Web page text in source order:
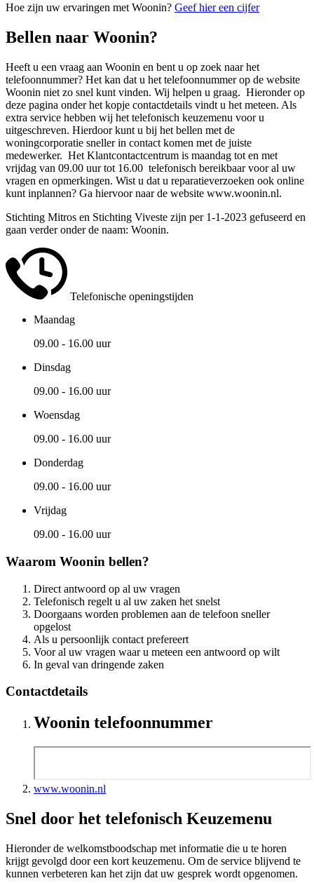
Hoe zijn uw ervaringen met Woonin? Geef hier een cijfer
Bellen naar Woonin?
Heeft u een vraag aan Woonin en bent u op zoek naar het
telefoonnummer? Het kan dat u het telefoonnummer op de website
Woonin niet zo snel kunt vinden. Wij helpen u graag. Hieronder op
deze pagina onder het kopje contactdetails vindt u het meteen. Als
extra service hebben wij het telefonisch keuzemenu voor u
uitgeschreven. Hierdoor kunt u bij het bellen met de
woningcorporatie sneller in contact komen met de juiste
medewerker. Het Klantcontactcentrum is maandag tot en met
vrijdag van 09.00 uur tot 16.00 telefonisch bereikbaar voor al uw
vragen en opmerkingen. Wist u dat u reparatieverzoeken ook online
kunt inplannen? Ga hiervoor naar de website www.woonin.nl.
Stichting Mitros en Stichting Viveste zijn per 1-1-2023 gefuseerd en
gaan verder onder de naam: Woonin.
Telefonische openingstijden
Maandag
09.00 - 16.00 uur
Dinsdag
09.00 - 16.00 uur
Woensdag
09.00 - 16.00 uur
Donderdag
09.00 - 16.00 uur
Vrijdag
09.00 - 16.00 uur
Waarom Woonin bellen?
Direct antwoord op al uw vragen
Telefonisch regelt u al uw zaken het snelst
Doorgaans worden problemen aan de telefoon sneller
opgelost
Als u persoonlijk contact prefereert
Voor al uw vragen waar u meteen een antwoord op wilt
In geval van dringende zaken
Contactdetails
Woonin telefoonnummer
www.woonin.nl
Snel door het telefonisch Keuzemenu
Hieronder de welkomstboodschap met informatie die u te horen
krijgt gevolgd door een kort keuzemenu. Om de service blijvend te
kunnen verbeteren kan het zijn dat uw gesprek wordt opgenomen.